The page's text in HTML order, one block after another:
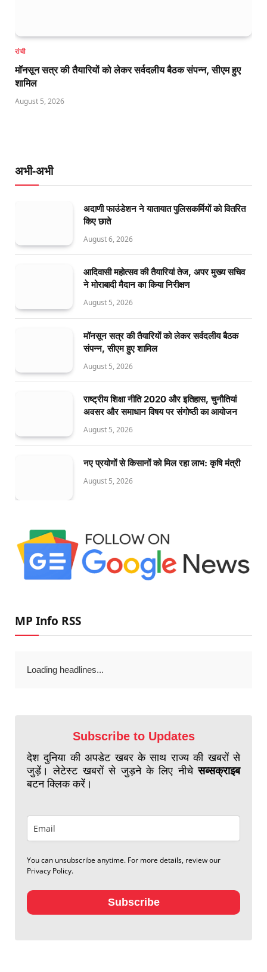
रांची
मॉनसून सत्र की तैयारियों को लेकर सर्वदलीय बैठक संपन्न, सीएम हुए
शामिल
August 5, 2026
अभी-अभी
अदाणी फाउंडेशन ने यातायात पुलिसकर्मियों को वितरित
किए छाते
August 6, 2026
आदिवासी महोत्सव की तैयारियां तेज, अपर मुख्य सचिव
ने मोराबादी मैदान का किया निरीक्षण
August 5, 2026
मॉनसून सत्र की तैयारियों को लेकर सर्वदलीय बैठक
संपन्न, सीएम हुए शामिल
August 5, 2026
राष्ट्रीय शिक्षा नीति 2020 और इतिहास, चुनौतियां
अवसर और समाधान विषय पर संगोष्ठी का आयोजन
August 5, 2026
नए प्रयोगों से किसानों को मिल रहा लाभ: कृषि मंत्री
August 5, 2026
MP Info RSS
Loading headlines...
Subscribe to Updates
देश दुनिया की अपडेट खबर के साथ राज्य की खबरों से
जुड़ें। लेटेस्ट खबरों से जुड़ने के लिए नीचेसब्सक्राइब
बटन क्लिक करें।
You can unsubscribe anytime. For more details, review our
Privacy Policy.
Subscribe